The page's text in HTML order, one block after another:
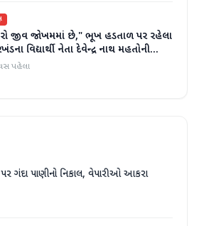
જીવ જોખમમાં છે," ભૂખ હડતાળ પર રહેલા
વિદ્યાર્થી નેતા દેવેન્દ્ર નાથ મહતોની
ખરાબ
પહેલા
પર ગંદા પાણીનો નિકાલ, વેપારીઓ આકરા